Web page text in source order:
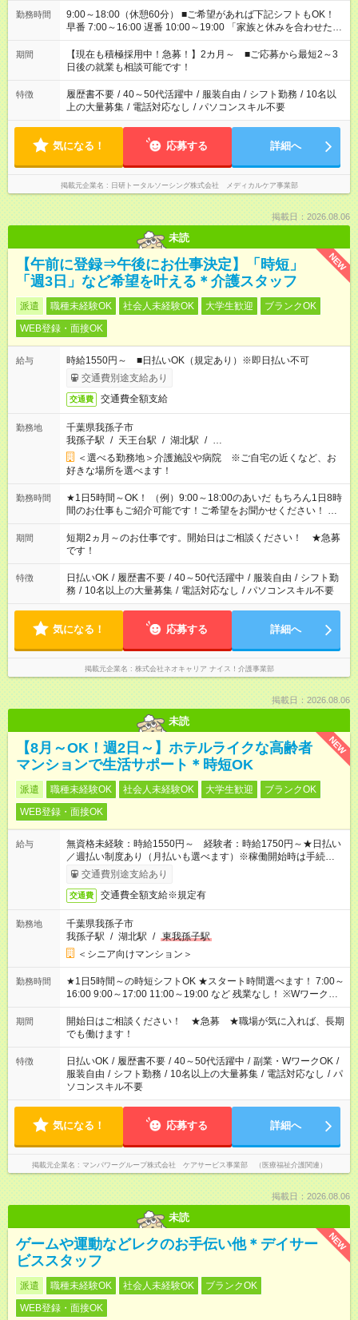
勤務時間
9:00～18:00（休憩60分） ■ご希望があれば下記シフトもOK！
早番 7:00～16:00 遅番 10:00～19:00 「家族と休みを合わせた
い」 「余裕を持って夕飯の準備がしたい」 「できれば残業はし
たくない」 など、ご希望を教えてくださいね。 ※Wワーク希望
の方へ 今ご覧のお仕事で希望する勤務時間と、もう1つのお仕事
の勤務時間。 合計で週40時間を超える場合は応募できません。
期間
【現在も積極採用中！急募！】2カ月～ ■ご応募から最短2～3
日後の就業も相談可能です！
特徴 履歴書不要 / 40～50代活躍中 / 服装自由 / シフト勤務 / 10名以
上の大量募集 / 電話対応なし / パソコンスキル不要
気になる！ 応募する 詳細へ
掲載元企業名 日研トータルソーシング株式会社 メディカルケア事業部
掲載日：2026.08.06
未読
NEW
【午前に登録⇒午後にお仕事決定】「時短」
「週3日」など希望を叶える＊介護スタッフ
派遣 職種未経験OK 社会人未経験OK 大学生歓迎
ブランクOK
WEB登録・面接OK
給与
時給1550円～ ■日払いOK（規定あり）※即日払い不可
交通費別途支給あり
交通費 交通費全額支給
勤務地
千葉県我孫子市
我孫子駅 / 天王台駅 / 湖北駅 / …
＜選べる勤務地＞介護施設や病院 ※ご自宅の近くなど、お
好きな場所を選べます！
勤務時間
★1日5時間～OK！ （例）9:00～18:00のあいだ もちろん1日8時
間のお仕事もご紹介可能です！ご希望をお聞かせください！ ※
週最低15時間以上の勤務が必要です
期間
短期2ヵ月～のお仕事です。開始日はご相談ください！ ★急募
です！
特徴 日払いOK / 履歴書不要 / 40～50代活躍中 / 服装自由 / シフト勤
務 / 10名以上の大量募集 / 電話対応なし / パソコンスキル不要
気になる！ 応募する 詳細へ
掲載元企業名 株式会社ネオキャリア ナイス！介護事業部
掲載日：2026.08.06
未読
NEW
【8月～OK！週2日～】ホテルライクな高齢者
マンションで生活サポート＊時短OK
派遣 職種未経験OK 社会人未経験OK 大学生歓迎
ブランクOK
WEB登録・面接OK
給与
無資格未経験：時給1550円～ 経験者：時給1750円～★日払い
／週払い制度あり（月払いも選べます）※稼働開始時は手続き完
了次第のお支払いとなります。
交通費別途支給あり
交通費 交通費全額支給※規定有
勤務地
千葉県我孫子市
我孫子駅 / 湖北駅 / 東我孫子駅
＜シニア向けマンション＞
勤務時間
★1日5時間～の時短シフトOK ★スタート時間選べます！ 7:00～
16:00 9:00～17:00 11:00～19:00 など 残業なし！ ※Wワークの
場合、他のお仕事と合わせ週40時間超の就業はご案内できませ
ん ※法令に基づき、週20時間以上勤務は社会保険への加入対象
となります ※労働者派遣法（日雇い派遣の原則禁止）により、
短時間・短期間の就業はご案内が難しい場合があります
期間
開始日はご相談ください！ ★急募 ★職場が気に入れば、長期
でも働けます！
特徴 日払いOK / 履歴書不要 / 40～50代活躍中 / 副業・WワークOK /
服装自由 / シフト勤務 / 10名以上の大量募集 / 電話対応なし / パ
ソコンスキル不要
気になる！ 応募する 詳細へ
掲載元企業名 マンパワーグループ株式会社 ケアサービス事業部 （医療福祉介護関連）
掲載日：2026.08.06
未読
NEW
ゲームや運動などレクのお手伝い他＊デイサー
ビススタッフ
派遣 職種未経験OK 社会人未経験OK
ブランクOK
WEB登録・面接OK